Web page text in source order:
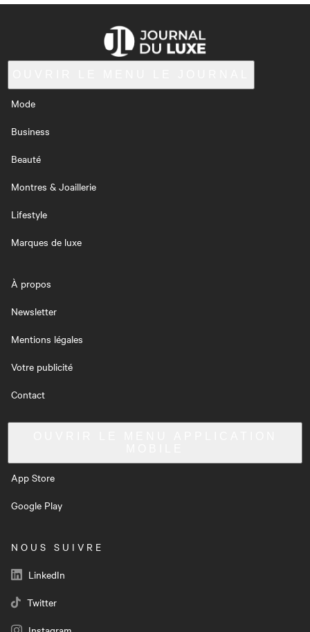
Mode
Business
Beauté
Montres & Joaillerie
Lifestyle
Marques de luxe
À propos
Newsletter
Mentions légales
Votre publicité
Contact
App Store
Google Play
NOUS SUIVRE
LinkedIn
Twitter